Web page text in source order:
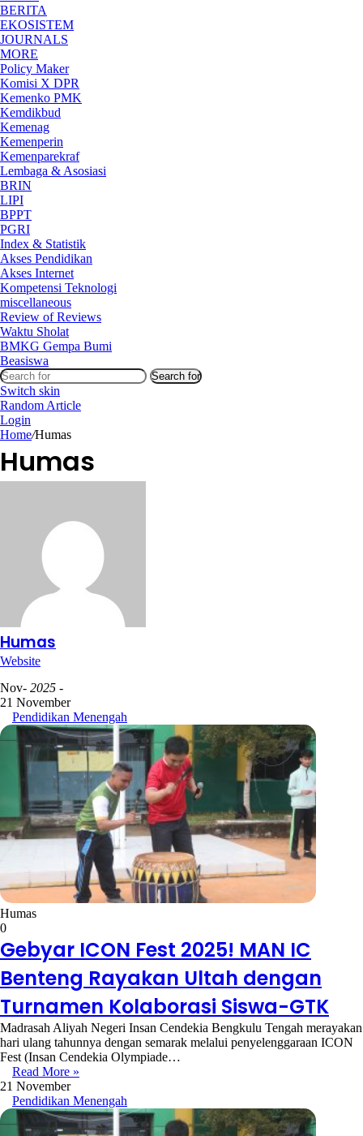
BERITA
EKOSISTEM
JOURNALS
MORE
Policy Maker
Komisi X DPR
Kemenko PMK
Kemdikbud
Kemenag
Kemenperin
Kemenparekraf
Lembaga & Asosiasi
BRIN
LIPI
BPPT
PGRI
Index & Statistik
Akses Pendidikan
Akses Internet
Kompetensi Teknologi
miscellaneous
Review of Reviews
Waktu Sholat
BMKG Gempa Bumi
Beasiswa
Search for
Switch skin
Random Article
Login
Home/Humas
Humas
Humas
Website
Nov- 2025 -
21 November
Pendidikan Menengah
Humas
0
Gebyar ICON Fest 2025! MAN IC
Benteng Rayakan Ultah dengan
Turnamen Kolaborasi Siswa-GTK
Madrasah Aliyah Negeri Insan Cendekia Bengkulu Tengah merayakan
hari ulang tahunnya dengan semarak melalui penyelenggaraan ICON
Fest (Insan Cendekia Olympiade…
Read More »
21 November
Pendidikan Menengah